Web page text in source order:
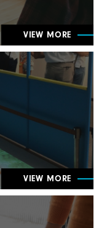
VIEW MORE
VIEW MORE